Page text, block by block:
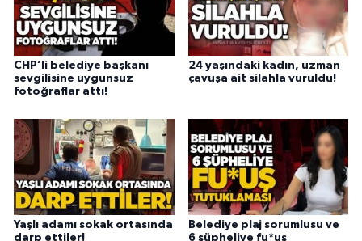
CHP’li belediye başkanı
sevgilisine uygunsuz
fotoğraflar attı!
24 yaşındaki kadın, uzman
çavuşa ait silahla vuruldu!
Yaşlı adamı sokak ortasında
darp ettiler!
Belediye plaj sorumlusu ve
6 şüpheliye fu*uş